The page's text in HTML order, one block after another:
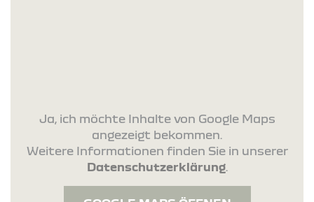
Ja, ich möchte Inhalte von Google Maps
angezeigt bekommen.
Weitere Informationen finden Sie in unserer
Datenschutzerklärung.